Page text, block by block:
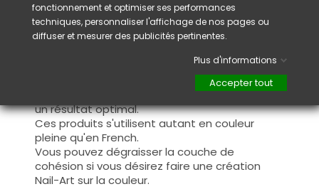
Cette couleur s'applique avec son pinceau, de
manière fine, sur la base (il n'est pas
nécessaire de dégraisser la couche de
cohésion) ou sur la construction après limage.
Ce produit s'applique en deux couches,
fermez le bord libre à la première couche et
appliquez la deuxième couche pour garantir
un résultat optimal.
Ces produits s'utilisent autant en couleur
pleine qu'en French.
Vous pouvez dégraisser la couche de
cohésion si vous désirez faire une création
Nail-Art sur la couleur.
fonctionnement et optimiser ses performances
techniques, personnaliser l'affichage de nos pages ou
diffuser et mesurer des publicités pertinentes.
Plus d'informations
Accepter tout